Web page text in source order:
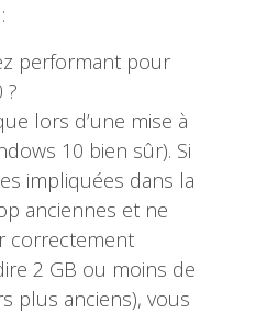
performant pour
?
lors d’une mise à
10 bien sûr). Si
impliquées dans la
anciennes et ne
correctement
2 GB ou moins de
plus anciens), vous